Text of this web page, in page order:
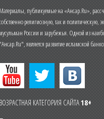
Материалы, публикуемые на «Ансар.Ru»,
религиозную, так и
мусульман России и зарубежья. Одной из
"Ансар.Ru", является развитие исламской
ВОЗРАСТНАЯ КАТЕГОРИЯ САЙТА18+